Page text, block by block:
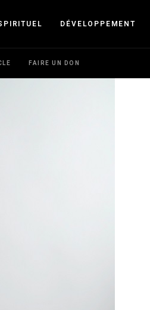
DÉVELOPPEMENT
FAIRE UN DON